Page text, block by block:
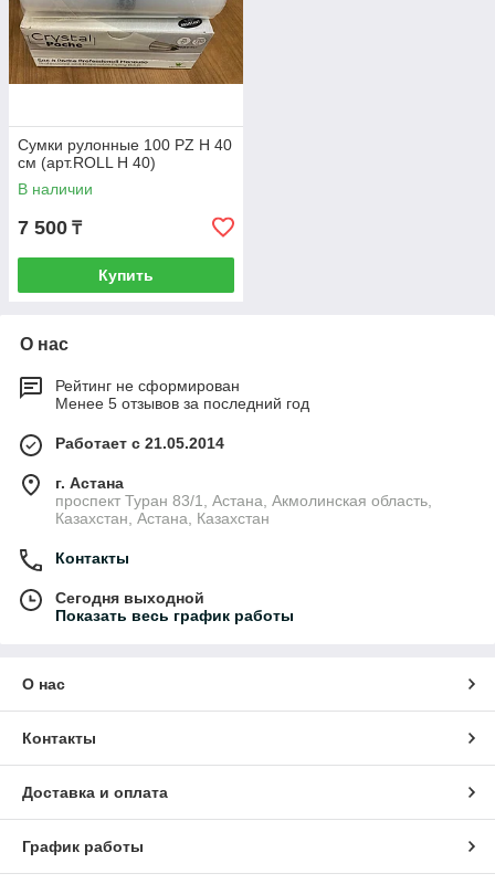
Сумки рулонные 100 PZ H 40
см (арт.ROLL H 40)
В наличии
7 500 ₸
Купить
О нас
Рейтинг не сформирован
Менее 5 отзывов за последний год
Работает с 21.05.2014
г. Астана
проспект Туран 83/1, Астана, Акмолинская область,
Казахстан, Астана, Казахстан
Контакты
Сегодня выходной
Показать весь график работы
О нас
Контакты
Доставка и оплата
График работы